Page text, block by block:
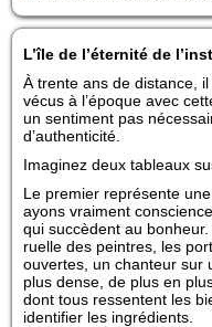
L’île de l’éternité de
À trente ans de distance,
vécus à l’époque avec
un sentiment pas
d’authenticité.
Imaginez deux tableaux
Le premier représente
ayons vraiment
qui succèdent au
ruelle des peintres, les
ouvertes, un chanteur sur
plus dense, de plus en
dont tous ressentent les
identifier les ingrédients.